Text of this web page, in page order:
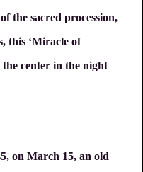
the sacred procession,
this ‘Miracle of
the center in the night
on March 15, an old